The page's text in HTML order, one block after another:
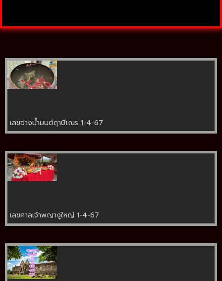
เลขอ่างน้ำมนต์ฤาษีเณร 1-4-67
เลขศาลเจ้าพญางูใหญ่ 1-4-67